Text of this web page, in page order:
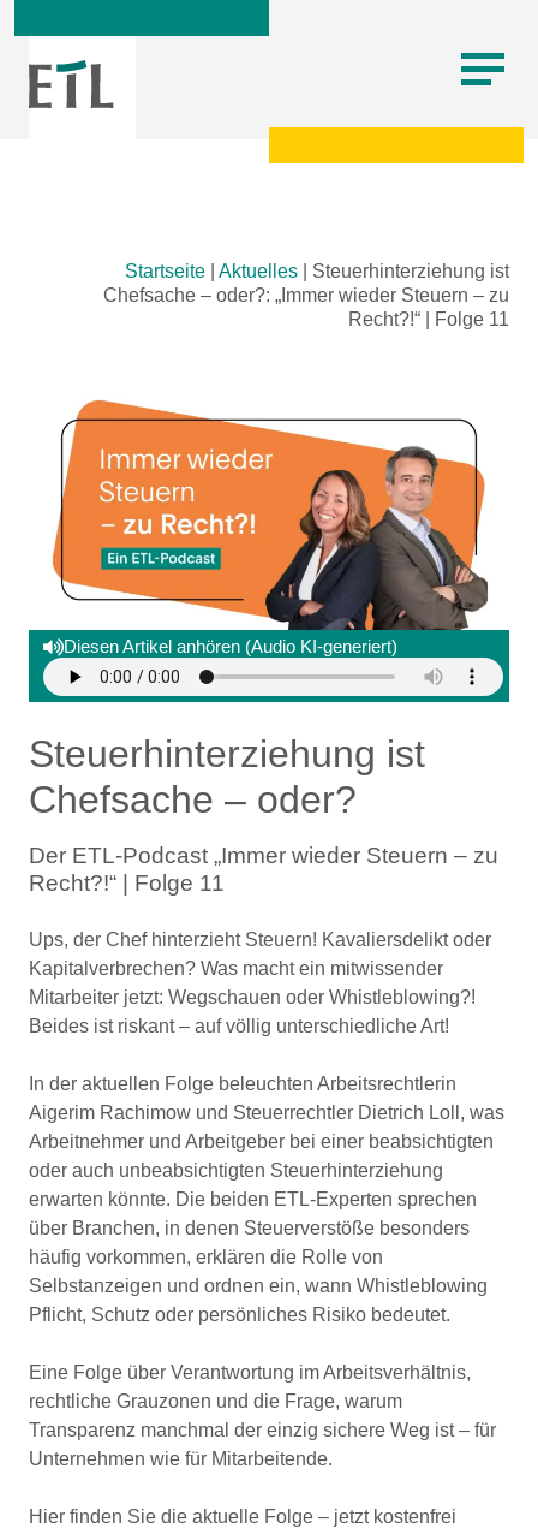
Startseite Aktuelles
Steuerhinterziehung ist
Chefsache – oder?: „Immer wieder Steuern – zu
Recht?!“ | Folge 11
Diesen Artikel anhören (Audio KI-generiert)
Steuerhinterziehung ist
Chefsache – oder?
Der ETL-Podcast „Immer wieder Steuern – zu
Recht?!“ | Folge 11
Ups, der Chef hinterzieht Steuern! Kavaliersdelikt oder
Kapitalverbrechen? Was macht ein mitwissender
Mitarbeiter jetzt: Wegschauen oder Whistleblowing?!
Beides ist riskant – auf völlig unterschiedliche Art!
In der aktuellen Folge beleuchten Arbeitsrechtlerin
Aigerim Rachimow und Steuerrechtler Dietrich Loll, was
Arbeitnehmer und Arbeitgeber bei einer beabsichtigten
oder auch unbeabsichtigten Steuerhinterziehung
erwarten könnte. Die beiden ETL-Experten sprechen
über Branchen, in denen Steuerverstöße besonders
häufig vorkommen, erklären die Rolle von
Selbstanzeigen und ordnen ein, wann Whistleblowing
Pflicht, Schutz oder persönliches Risiko bedeutet.
Eine Folge über Verantwortung im Arbeitsverhältnis,
rechtliche Grauzonen und die Frage, warum
Transparenz manchmal der einzig sichere Weg ist – für
Unternehmen wie für Mitarbeitende.
Hier finden Sie die aktuelle Folge – jetzt kostenfrei